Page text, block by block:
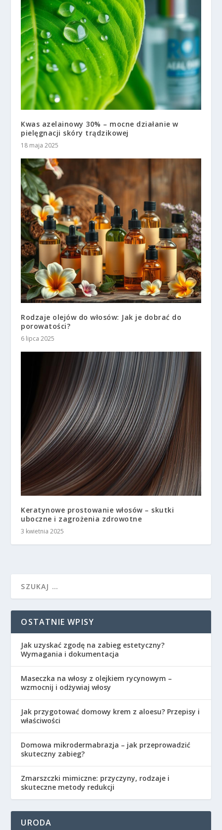
Kwas azelainowy 30% – mocne działanie w
pielęgnacji skóry trądzikowej
18 maja 2025
Rodzaje olejów do włosów: Jak je dobrać do
porowatości?
6 lipca 2025
Keratynowe prostowanie włosów – skutki
uboczne i zagrożenia zdrowotne
3 kwietnia 2025
OSTATNIE WPISY
Jak uzyskać zgodę na zabieg estetyczny?
Wymagania i dokumentacja
Maseczka na włosy z olejkiem rycynowym –
wzmocnij i odżywiaj włosy
Jak przygotować domowy krem z aloesu? Przepisy i
właściwości
Domowa mikrodermabrazja – jak przeprowadzić
skuteczny zabieg?
Zmarszczki mimiczne: przyczyny, rodzaje i
skuteczne metody redukcji
URODA